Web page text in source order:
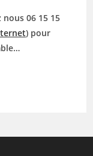
06 15 15
) pour